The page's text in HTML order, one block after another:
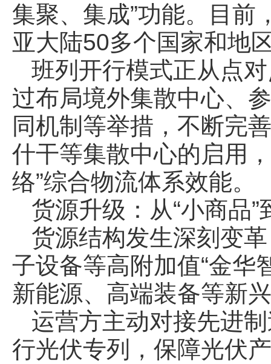
集聚、集成”功能。目前
亚大陆50多个国家和地
班列开行模式正从点
过布局境外集散中心、
同机制等举措，不断完
什干等集散中心的启用
络”综合物流体系效能。
货源升级：从“小商品”
货源结构发生深刻变
子设备等高附加值“金华
新能源、高端装备等新
运营方主动对接先进
行光伏专列，保障光伏